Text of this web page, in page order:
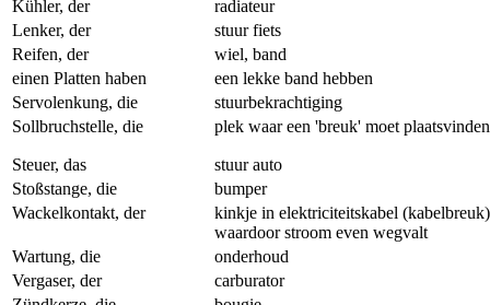
Kühler, der
radiateur
Lenker, der
stuur fiets
Reifen, der
wiel, band
einen Platten haben
een lekke band hebben
Servolenkung, die
stuurbekrachtiging
Sollbruchstelle, die
plek waar een 'breuk' moet
Steuer, das
stuur auto
Stoßstange, die
bumper
Wackelkontakt, der
kinkje in elektriciteitskabel
waardoor stroom even wegvalt
Wartung, die
onderhoud
Vergaser, der
carburator